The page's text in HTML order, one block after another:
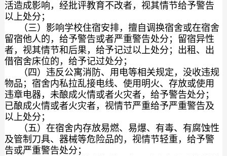
活造成影响，经批评教育不改者，视其情节给予警告
以上处分；
（三）影响学校住宿安排，擅自调换宿舍或在宿舍
留宿他人的，给予警告或者严重警告处分；留宿异性
者，视其情节和后果，给予记过以上处分；出租、出
借宿舍床位的，给予记过处分；
（四）违反公寓消防、用电等相关规定，没收违规
物品；宿舍内私拉乱接电线、使用明火、存放或使用
违章电器，未酿成火情或者火灾者，给予警告处分；
已酿成火情或者火灾者，视情节严重给予严重警告及
以上处分；
（五）在宿舍内存放易燃、易爆、有毒、有腐蚀性
及管制刀具、器械等危险品的，视情节轻重，给予警
告或严重警告处分；